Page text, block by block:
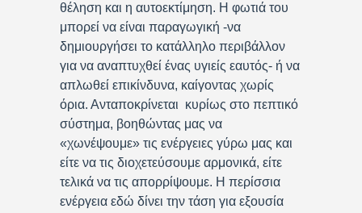
θέληση και η αυτοεκτίμηση. Η φωτιά του
μπορεί να είναι παραγωγική -να
δημιουργήσει το κατάλληλο περιβάλλον
για να αναπτυχθεί ένας υγιείς εαυτός- ή να
απλωθεί επικίνδυνα, καίγοντας χωρίς
όρια. Ανταποκρίνεται κυρίως στο πεπτικό
σύστημα, βοηθώντας μας να
«χωνέψουμε» τις ενέργειες γύρω μας και
είτε να τις διοχετεύσουμε αρμονικά, είτε
τελικά να τις απορρίψουμε. Η περίσσια
ενέργεια εδώ δίνει την τάση για εξουσία